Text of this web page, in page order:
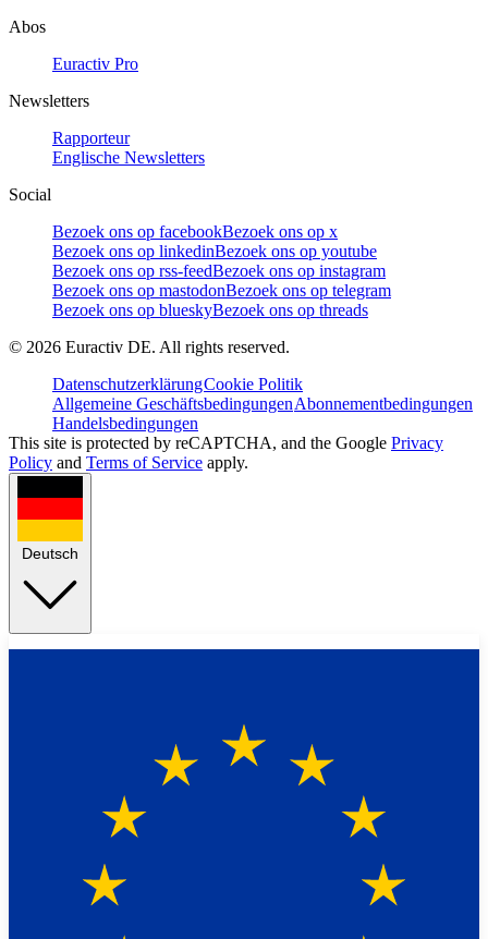
Abos
Euractiv Pro
Newsletters
Rapporteur
Englische Newsletters
Social
Bezoek ons op facebookBezoek ons op x
Bezoek ons op linkedinBezoek ons op youtube
Bezoek ons op rss-feedBezoek ons op instagram
Bezoek ons op mastodonBezoek ons op telegram
Bezoek ons op blueskyBezoek ons op threads
© 2026 Euractiv DE. All rights reserved.
DatenschutzerklärungCookie Politik
Allgemeine GeschäftsbedingungenAbonnementbedingungen
Handelsbedingungen
This site is protected by reCAPTCHA, and the Google Privacy
Policy and Terms of Service apply.
Deutsch